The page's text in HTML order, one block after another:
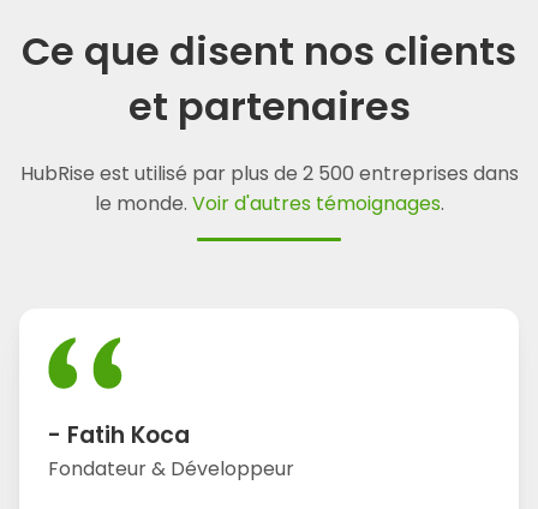
Ce que disent nos clients
et partenaires
HubRise est utilisé par plus de 2 500 entreprises dans
le monde. Voir d'autres témoignages.
- Fatih Koca
Fondateur & Développeur